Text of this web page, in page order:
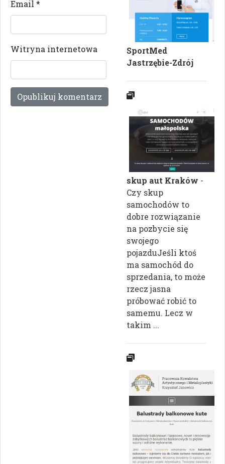
Email *
Witryna internetowa
SportMed
Jastrzębie-Zdrój
skup aut Kraków -
Czy skup
samochodów to
dobre rozwiązanie
na pozbycie się
swojego
pojazduJeśli ktoś
ma samochód do
sprzedania, to może
rzecz jasna
próbować robić to
samemu. Lecz w
takim ...